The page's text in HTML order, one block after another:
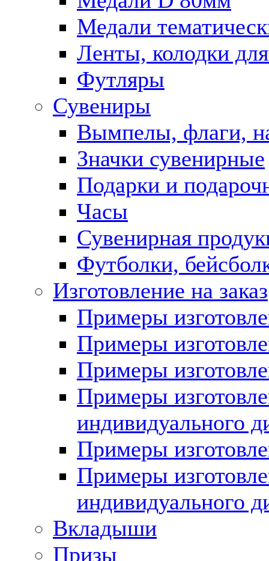
Медали
Ленты, колодки
Футляры
Сувениры
Вымпелы, флаги,
Значки сувенирные
Подарки и
Часы
Сувенирная
Футболки,
Изготовление на заказ
Примеры
Примеры
Примеры
Примеры
индивидуального
Примеры
Примеры
индивидуального
Вкладыши
Призы